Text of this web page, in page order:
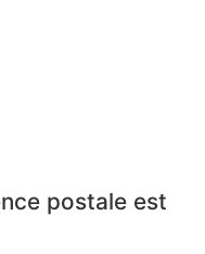
postale est